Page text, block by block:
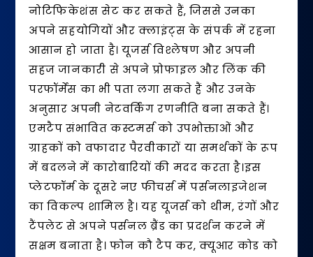
नोटिफिकेशंस सेट कर सकते हैं, जिससे उनका
अपने सहयोगियों और क्लाइंट्स के संपर्क में रहना
आसान हो जाता है। यूजर्स विश्लेषण और अपनी
सहज जानकारी से अपने प्रोफाइल और लिंक की
परफॉर्मेंस का भी पता लगा सकते हैं और उनके
अनुसार अपनी नेटवर्किंग रणनीति बना सकते हैं।
एमटैप संभावित कस्टमर्स को उपभोक्ताओं और
ग्राहकों को वफादार पैरवीकारों या समर्थकों के रूप
में बदलने में कारोबारियों की मदद करता है।इस
प्लेटफॉर्म के दूसरे नए फीचर्स में पर्सनलाइजेशन
का विकल्प शामिल है। यह यूजर्स को थीम, रंगों और
टैंपलेट से अपने पर्सनल ब्रैंड का प्रदर्शन करने में
सक्षम बनाता है। फोन कौ टैप कर, क्यूआर कोड को